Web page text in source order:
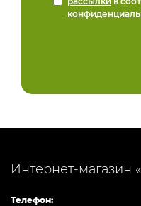
Интернет-магазин
Телефон: